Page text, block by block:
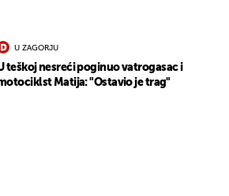
U ZAGORJU
teškoj nesreći poginuo vatrogasac i
Matija: "Ostavio je trag"